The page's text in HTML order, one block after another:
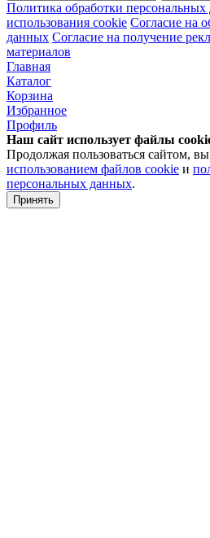
Политика обработки
использования cookie Согласие на
данных Согласие на получение
материалов
Главная
Каталог
Корзина
Избранное
Профиль
Наш сайт использует файлы
Продолжая пользоваться сайтом, вы
использованием файлов cookie и
персональных данных.
Принять